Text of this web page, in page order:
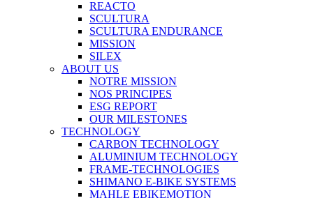
REACTO
SCULTURA
SCULTURA ENDURANCE
MISSION
SILEX
ABOUT US
NOTRE MISSION
NOS PRINCIPES
ESG REPORT
OUR MILESTONES
TECHNOLOGY
CARBON TECHNOLOGY
ALUMINIUM TECHNOLOGY
FRAME-TECHNOLOGIES
SHIMANO E-BIKE SYSTEMS
MAHLE EBIKEMOTION